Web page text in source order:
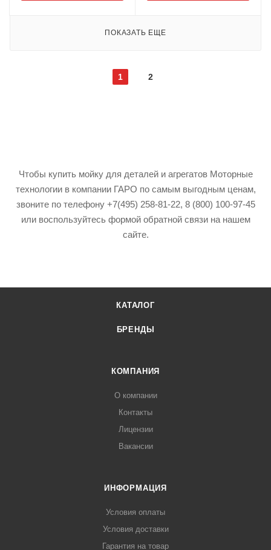
ПОКАЗАТЬ ЕЩЕ
1 2
Чтобы купить мойку для деталей и агрегатов Моторные
технологии в компании ГАРО по самым выгодным ценам,
звоните по телефону +7(495) 258-81-22, 8 (800) 100-97-45
или воспользуйтесь формой обратной связи на нашем
сайте.
КАТАЛОГ
БРЕНДЫ
КОМПАНИЯ
О компании
Контакты
Лицензии
Вакансии
ИНФОРМАЦИЯ
Условия оплаты
Условия доставки
Гарантия на товар